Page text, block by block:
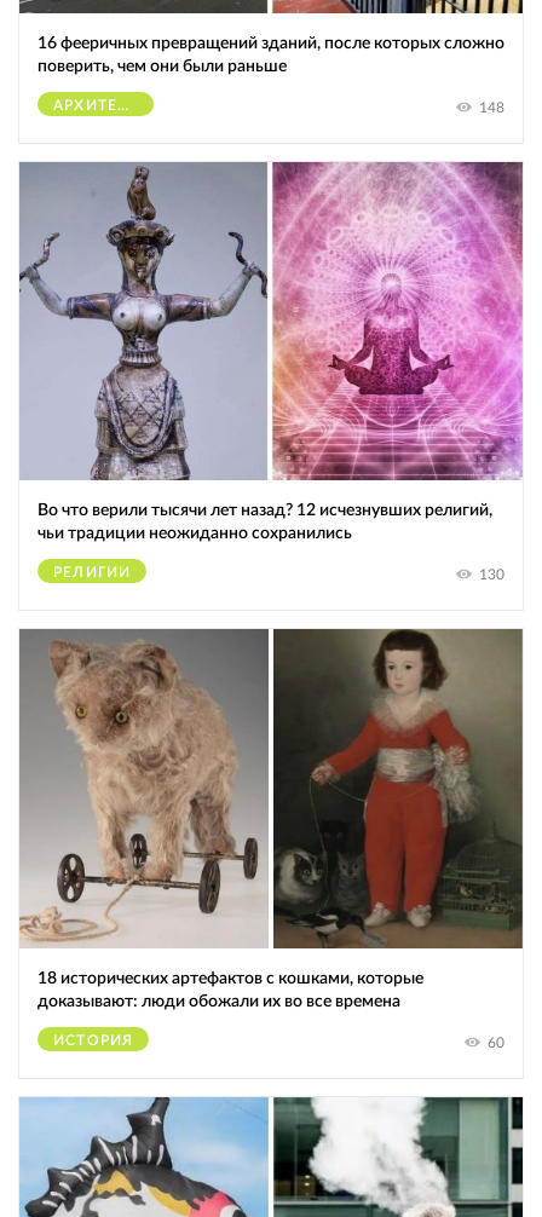
16 фееричных превращений зданий, после которых сложно
поверить, чем они были раньше
АРХИТЕКТУРА 148
Во что верили тысячи лет назад? 12 исчезнувших религий,
чьи традиции неожиданно сохранились
РЕЛИГИИ 130
18 исторических артефактов с кошками, которые
доказывают: люди обожали их во все времена
ИСТОРИЯ 60